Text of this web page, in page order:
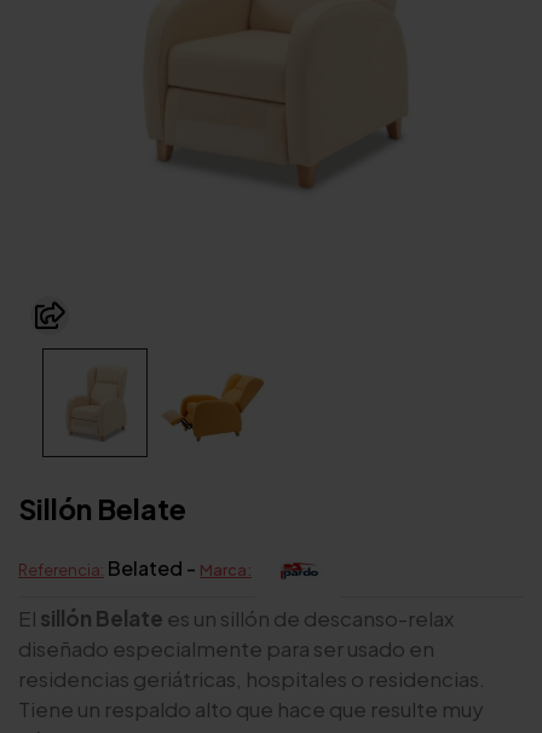
Sillón Belate
Referencia: Belated - Marca:
El sillón Belate es un sillón de descanso-relax
diseñado especialmente para ser usado en
residencias geriátricas, hospitales o residencias.
Tiene un respaldo alto que hace que resulte muy